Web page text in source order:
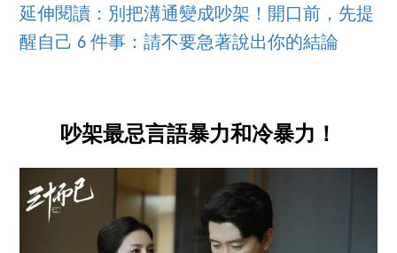
延伸閱讀：別把溝通變成吵架！開口前，先提
醒自己 6 件事：請不要急著說出你的結論
吵架最忌言語暴力和冷暴力！